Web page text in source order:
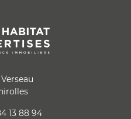
13 88 94